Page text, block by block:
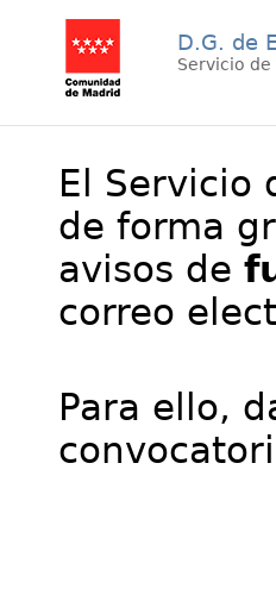
D.G. de
Servicio
El Servicio
de forma
avisos de
correo
Para ello,